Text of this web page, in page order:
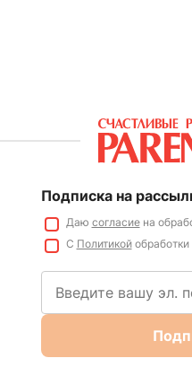
Подписка на
Даю согласиена
С Политикойобработки